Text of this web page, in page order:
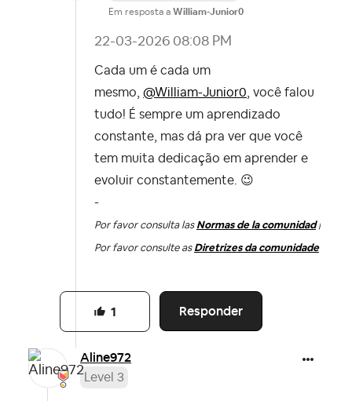
Em resposta a William-Junior0
‎22-03-2026 08:08 PM
Cada um é cada um
mesmo, @William-Junior0 , você falou
tudo! É sempre um aprendizado
constante, mas dá pra ver que você
tem muita dedicação em aprender e
evoluir constantemente. 😉
-
Por favor consulta las Normas de la comunidad|
Por favor consulte as Diretrizes da comunidade
Responder
1
Aline972
Level 3